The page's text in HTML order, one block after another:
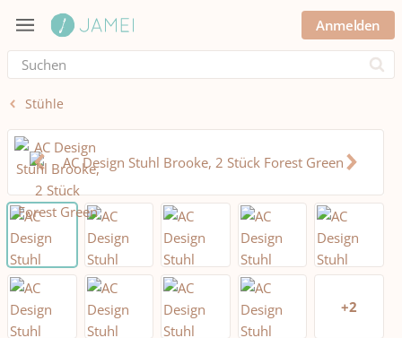
Anmelden
Stühle
+2